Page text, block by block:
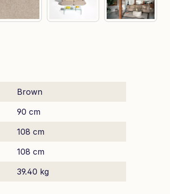
Brown
90 cm
108 cm
108 cm
39.40 kg